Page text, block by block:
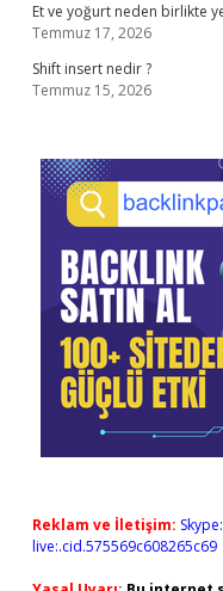
Et ve yoğurt neden birlikte
Temmuz 17, 2026
Shift insert nedir ?
Temmuz 15, 2026
Reklam ve İletişim: Skype:
live:.cid.575569c608265c69